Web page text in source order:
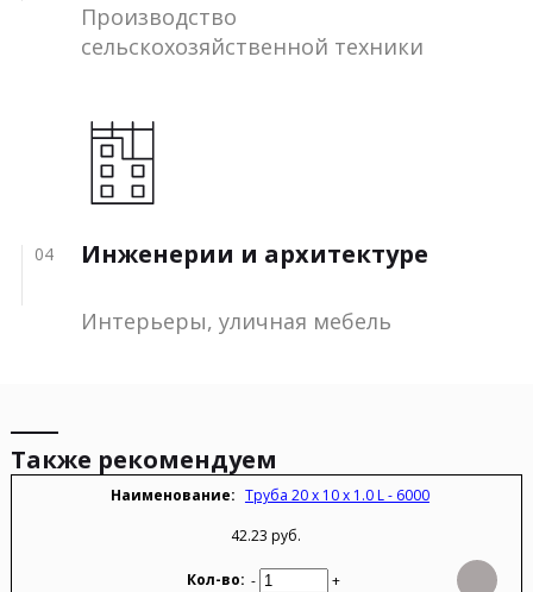
Производство
сельскохозяйственной техники
04 Инженерии и архитектуре
Интерьеры, уличная мебель
Также рекомендуем
Труба 20 х 10 х 1.0 L - 6000
42.23 руб.
- +